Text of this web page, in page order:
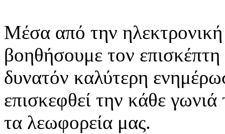
Μέσα από την ηλεκτρονική
βοηθήσουμε τον
δυνατόν καλύτερη
επισκεφθεί την κάθε
τα λεωφορεία μας.